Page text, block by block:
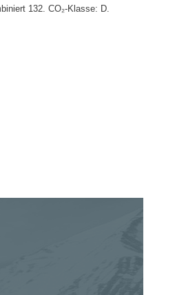
132. CO₂-Klasse: D.